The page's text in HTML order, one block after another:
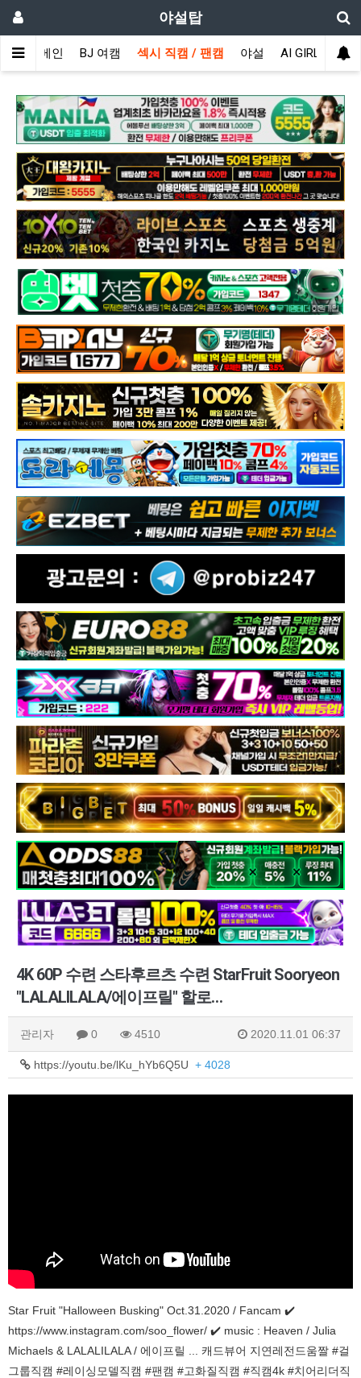
야설탑
메인 BJ 여캠 섹시 직캠 / 팬캠 야설 AI GIRL
4K 60P 수련 스타후르츠 수련 StarFruit Sooryeon
"LALALILALA/에이프릴" 할로…
관리자 0 4510 2020.11.01 06:37
https://youtu.be/lKu_hYb6Q5U + 4028
Star Fruit "Halloween Busking" Oct.31.2020 / Fancam ✔️
https://www.instagram.com/soo_flower/ ✔️ music : Heaven / Julia
Michaels & LALALILALA / 에이프릴 ... 캐드뷰어 지연레전드움짤 #걸
그룹직캠 #레이싱모델직캠 #팬캠 #고화질직캠 #직캠4k #치어리더직